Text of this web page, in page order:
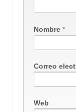
Nombre *
Correo
Web